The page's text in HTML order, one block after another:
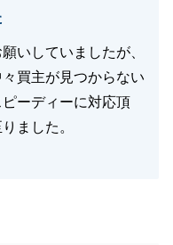
いしていましたが、
買主が見つからない
ーディーに対応頂
ました。